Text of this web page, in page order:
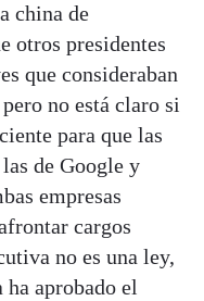
china de
otros presidentes
que consideraban
no está claro si
para que las
de Google y
empresas
cargos
no es una ley,
aprobado el